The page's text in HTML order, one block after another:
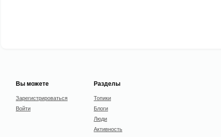
Вы можете
Зарегистрироваться
Войти
Разделы
Топики
Блоги
Люди
Активность